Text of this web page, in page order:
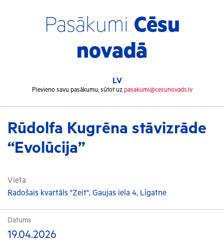
Pasākumi Cēsu
novadā
LV
Pievieno savu pasākumu, sūtot uz pasakumi@cesunovads.lv
Rūdolfa Kugrēna stāvizrāde
“Evolūcija”
Vieta
Radošais kvartāls "Zeit", Gaujas iela 4, Līgatne
Datums
19.04.2026